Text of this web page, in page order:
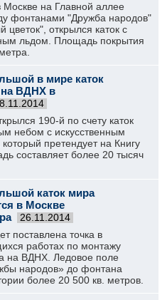
Москве на Главной аллее
фонтанами "Дружба народов"
цветок", открылся каток с
льдом. Площадь покрытия
в мире каток
ВДНХ в
190-й по счету каток
небом с искусственным
претендует на Книгу
составляет более 20 тысяч
каток мира
в Москве
26.11.2014
поставлена точка в
работах по монтажу
на ВДНХ. Ледовое поле
народов» до фонтана
более 20 500 кв. метров.